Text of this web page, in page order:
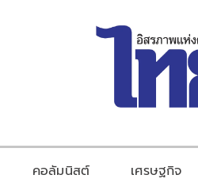
คอลัมนิสต์ เศรษฐกิจ